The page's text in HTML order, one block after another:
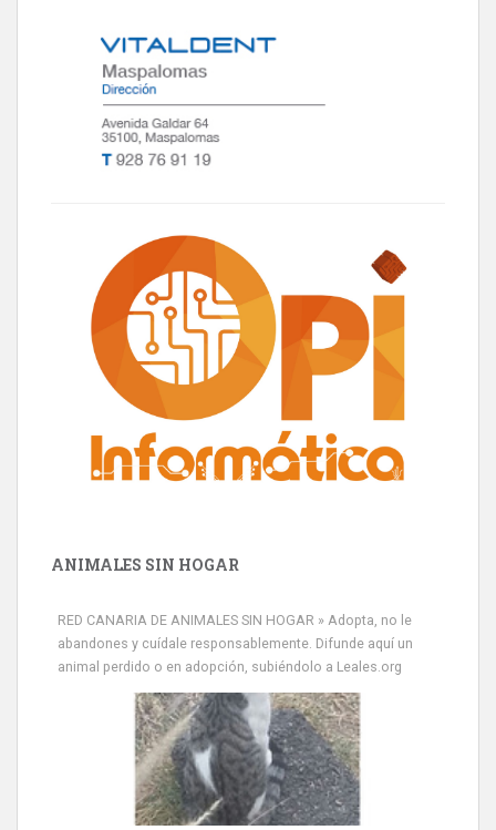
ANIMALES SIN HOGAR
RED CANARIA DE ANIMALES SIN HOGAR » Adopta, no le
abandones y cuídale responsablemente. Difunde aquí un
animal perdido o en adopción, subiéndolo a Leales.org